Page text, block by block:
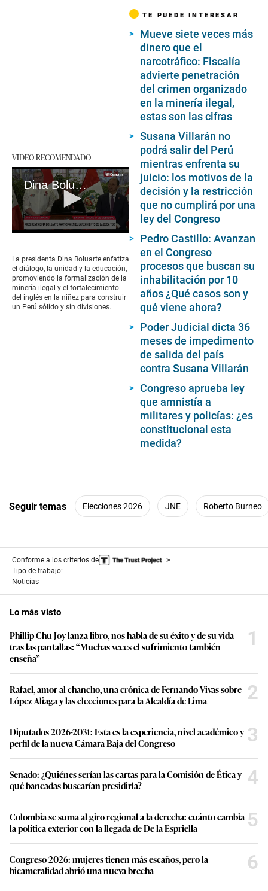
VIDEO RECOMENDADO
Dina Boluarte llama a la unidad y formalización minera para el desarrollo del Perú
of
4
minutes,
54
seconds
La presidenta Dina Boluarte enfatiza
el diálogo, la unidad y la educación,
promoviendo la formalización de la
minería ilegal y el fortalecimiento
del inglés en la niñez para construir
un Perú sólido y sin divisiones.
TE PUEDE INTERESAR
Mueve siete veces más
dinero que el
narcotráfico: Fiscalía
advierte penetración
del crimen organizado
en la minería ilegal,
estas son las cifras
Susana Villarán no
podrá salir del Perú
mientras enfrenta su
juicio: los motivos de la
decisión y la restricción
que no cumplirá por una
ley del Congreso
Pedro Castillo: Avanzan
en el Congreso
procesos que buscan su
inhabilitación por 10
años ¿Qué casos son y
qué viene ahora?
Poder Judicial dicta 36
meses de impedimento
de salida del país
contra Susana Villarán
Congreso aprueba ley
que amnistía a
militares y policías: ¿es
constitucional esta
medida?
Seguir temas Elecciones 2026 JNE Roberto Burneo
Conforme a los criterios de
Tipo de trabajo:
Noticias
Lo más visto
Phillip Chu Joy lanza libro, nos habla de su éxito y de su vida
tras las pantallas: “Muchas veces el sufrimiento también
enseña”
1
Rafael, amor al chancho, una crónica de Fernando Vivas sobre
López Aliaga y las elecciones para la Alcaldía de Lima
2
Diputados 2026-2031: Esta es la experiencia, nivel académico y
perfil de la nueva Cámara Baja del Congreso
3
Senado: ¿Quiénes serían las cartas para la Comisión de Ética y
qué bancadas buscarían presidirla?
4
Colombia se suma al giro regional a la derecha: cuánto cambia
la política exterior con la llegada de De la Espriella
5
Congreso 2026: mujeres tienen más escaños, pero la
bicameralidad abrió una nueva brecha
6